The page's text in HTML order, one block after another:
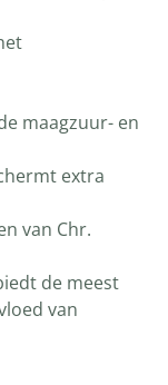
maagzuur- en
extra
van Chr.
de meest
van